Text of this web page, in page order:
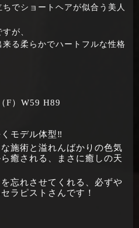
でショートヘアが似合う美人
が、
る柔らかでハートフルな性格
F）W59 H89
モデル体型‼
施術と溢れんばかりの色気
癒される、まさに癒しの天
忘れさせてくれる、必ずや
ラピストさんです！